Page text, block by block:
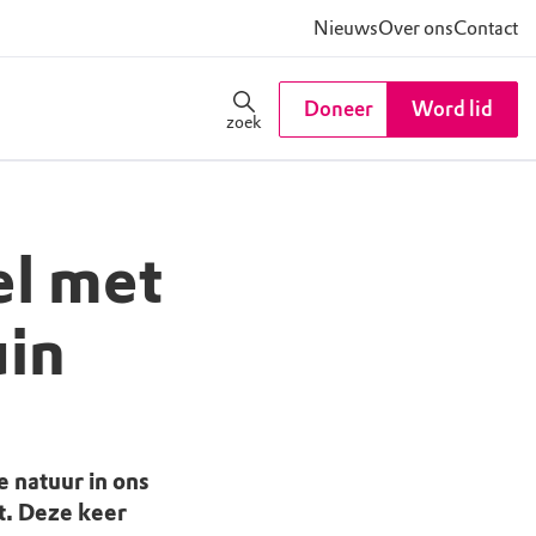
NieuwsOver onsContact
zoek
Doneer Word lid
met
natuur in ons
Deze keer